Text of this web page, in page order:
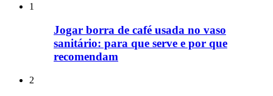
1
Jogar borra de café usada no vaso
sanitário: para que serve e por que
recomendam
2